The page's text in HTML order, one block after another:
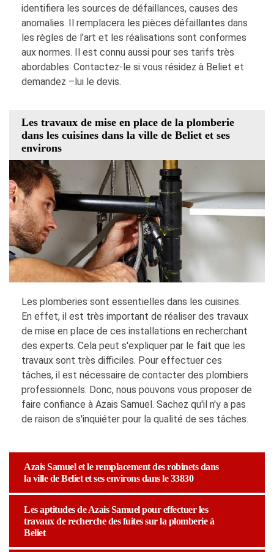
identifiera les sources de défaillances, causes des
anomalies. Il remplacera les pièces défaillantes dans
les règles de l’art et les réalisations sont conformes
aux normes. Il est connu aussi pour ses tarifs très
abordables. Contactez-le si vous résidez à Beliet et
demandez –lui le devis.
Les travaux de mise en place de la plomberie
dans les cuisines dans la ville de Beliet et ses
environs
Les plomberies sont essentielles dans les cuisines.
En effet, il est très important de réaliser des travaux
de mise en place de ces installations en recherchant
des experts. Cela peut s'expliquer par le fait que les
travaux sont très difficiles. Pour effectuer ces
tâches, il est nécessaire de contacter des plombiers
professionnels. Donc, nous pouvons vous proposer de
faire confiance à Azais Samuel. Sachez qu'il n'y a pas
de raison de s'inquiéter pour la qualité de ses tâches.
Azais Samuel et le remplacement des robinets dans
la ville de Beliet et ses environs dans le 33830
Les aptitudes de Azais Samuel pour effectuer les
travaux de recherche des fuites sur la plomberie à
Beliet